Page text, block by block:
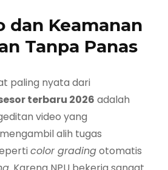
dan Keamanan
Tanpa Panas
paling nyata dari
terbaru 2026 adalah
video yang
alih tugas
color gradingotomatis